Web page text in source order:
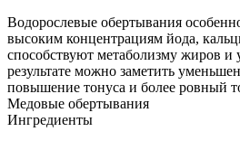
Водорослевые обертывания
высоким концентрациям йода,
способствуют метаболизму жиров
результате можно заметить
повышение тонуса и более ровный
Медовые обертывания
Ингредиенты